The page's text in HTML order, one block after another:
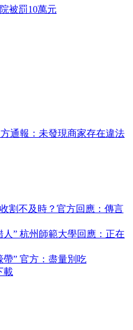
被罰10萬元
通報：未發現商家存在違法
割不及時？官方回應：傳言
” 杭州師範大學回應：正在
” 官方：盡量別吃
載